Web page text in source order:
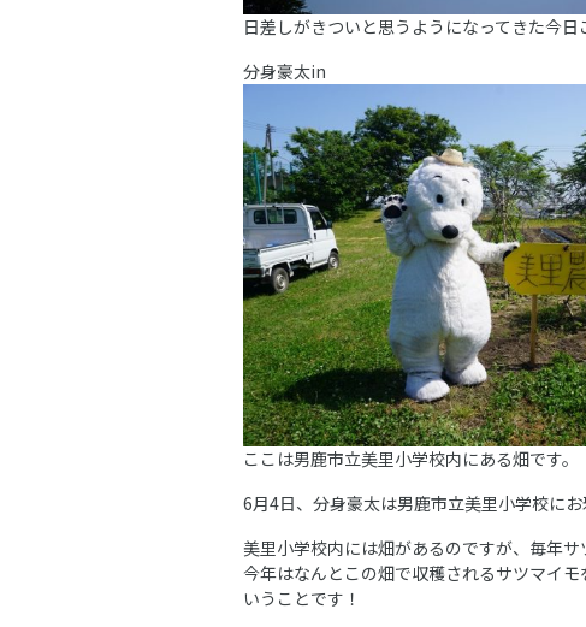
日差しがきついと思うようになってきた今日
分身豪太in
ここは男鹿市立美里小学校内にある畑です。
6月4日、分身豪太は男鹿市立美里小学校にお
美里小学校内には畑があるのですが、毎年サ
今年はなんとこの畑で収穫されるサツマイ
いうことです！